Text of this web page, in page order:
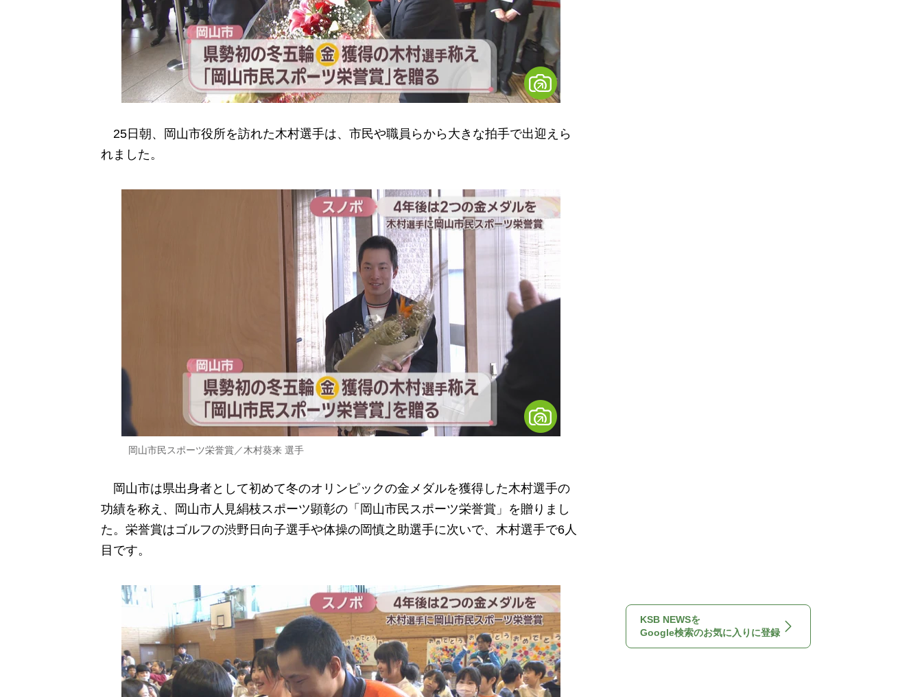
25日朝、岡山市役所を訪れた木村選手は、市民や職員らから大きな拍手で出迎えら
れました。
岡山市民スポーツ栄誉賞／木村葵来 選手
岡山市は県出身者として初めて冬のオリンピックの金メダルを獲得した木村選手の
功績を称え、岡山市人見絹枝スポーツ顕彰の「岡山市民スポーツ栄誉賞」を贈りまし
た。栄誉賞はゴルフの渋野日向子選手や体操の岡慎之助選手に次いで、木村選手で6人
目です。
KSB NEWSを
Google検索のお気に入りに登録